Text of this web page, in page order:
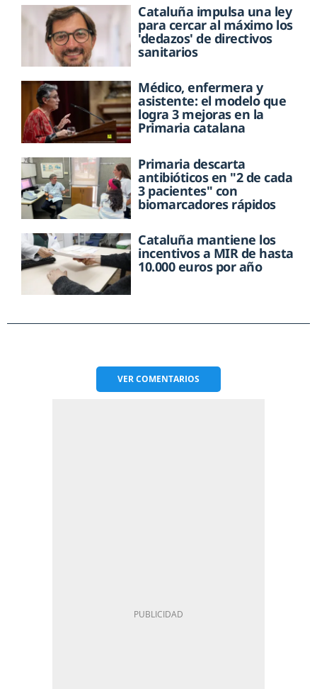
Cataluña impulsa una ley
para cercar al máximo los
'dedazos' de directivos
sanitarios
Médico, enfermera y
asistente: el modelo que
logra 3 mejoras en la
Primaria catalana
Primaria descarta
antibióticos en "2 de cada
3 pacientes" con
biomarcadores rápidos
Cataluña mantiene los
incentivos a MIR de hasta
10.000 euros por año
VERCOMENTARIOS